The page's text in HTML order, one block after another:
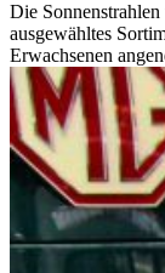
Die
ausgewähltes
Erwachsenen